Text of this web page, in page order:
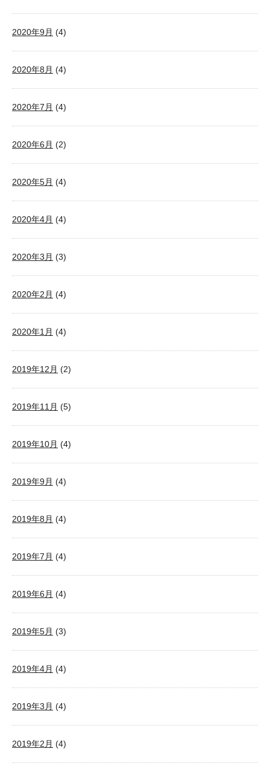
2020年9月 (4)
2020年8月 (4)
2020年7月 (4)
2020年6月 (2)
2020年5月 (4)
2020年4月 (4)
2020年3月 (3)
2020年2月 (4)
2020年1月 (4)
2019年12月 (2)
2019年11月 (5)
2019年10月 (4)
2019年9月 (4)
2019年8月 (4)
2019年7月 (4)
2019年6月 (4)
2019年5月 (3)
2019年4月 (4)
2019年3月 (4)
2019年2月 (4)